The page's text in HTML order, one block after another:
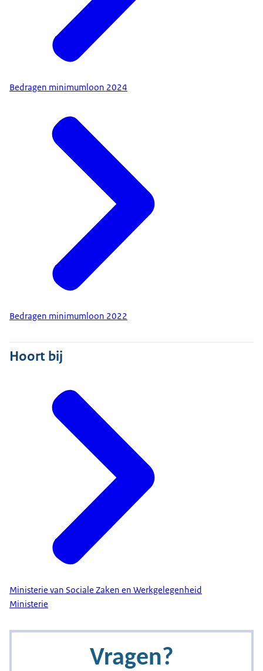
Bedragen minimumloon 2024
Bedragen minimumloon 2022
Hoort bij
Ministerie van Sociale Zaken en Werkgelegenheid
Ministerie